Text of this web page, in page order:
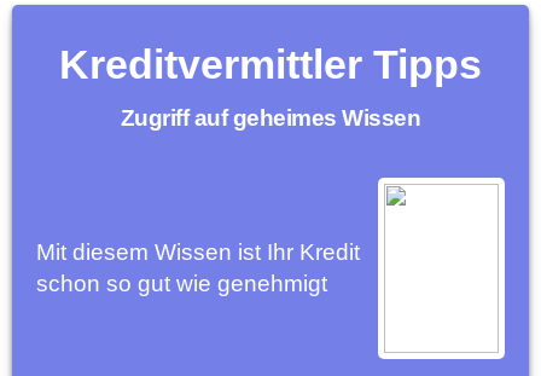
Kreditvermittler Tipps
Zugriff auf geheimes Wissen
Mit diesem Wissen ist Ihr Kredit
schon so gut wie genehmigt